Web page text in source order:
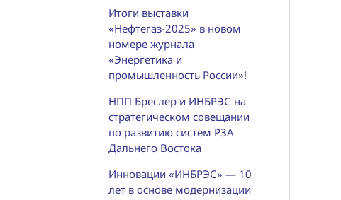
Итоги выставки
«Нефтегаз-2025» в новом
номере журнала
«Энергетика и
промышленность России»!
НПП Бреслер и ИНБРЭС на
стратегическом совещании
по развитию систем РЗА
Дальнего Востока
Инновации «ИНБРЭС» — 10
лет в основе модернизации